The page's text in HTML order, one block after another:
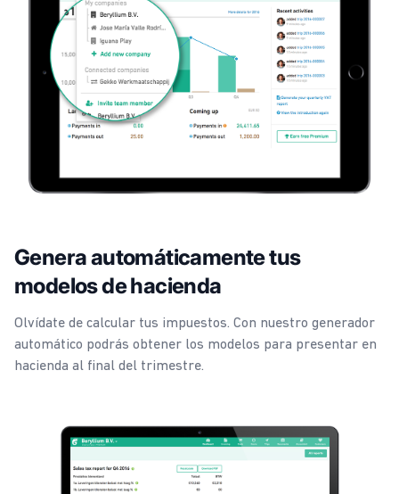
Genera automáticamente tus
modelos de hacienda
Olvídate de calcular tus impuestos. Con nuestro generador
automático podrás obtener los modelos para presentar en
hacienda al final del trimestre.